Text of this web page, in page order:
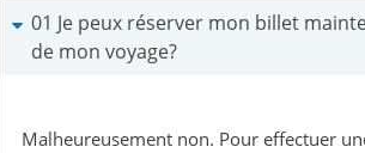
01 Je peux réserver mon billet
de mon voyage?
Malheureusement non. Pour effectuer